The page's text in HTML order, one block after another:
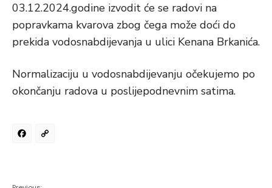
03.12.2024.godine izvodit će se radovi na
popravkama kvarova zbog čega može doći do
prekida vodosnabdijevanja u ulici Kenana Brkanića.
Normalizaciju u vodosnabdijevanju očekujemo po
okončanju radova u poslijepodnevnim satima.
Facebook